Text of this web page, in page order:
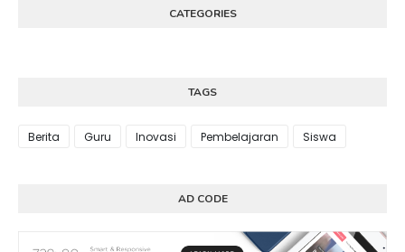
CATEGORIES
TAGS
Berita Guru Inovasi Pembelajaran Siswa
AD CODE